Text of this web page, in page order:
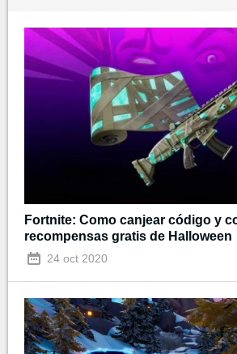
Fortnite: Como canjear código y
recompensas gratis de Halloween
24 oct 2020